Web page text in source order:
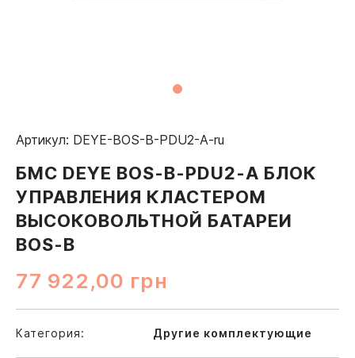
Артикул: DEYE-BOS-B-PDU2-A-ru
БМС DEYE BOS-B-PDU2-A БЛОК
УПРАВЛЕНИЯ КЛАСТЕРОМ
ВЫСОКОВОЛЬТНОЙ БАТАРЕИ
BOS-B
77 922,00 грн
Категория: Другие комплектующие